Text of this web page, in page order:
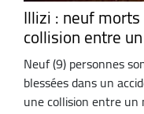
Illizi : neuf
collision entre
Neuf (9) personnes
blessées dans un
une collision entre un